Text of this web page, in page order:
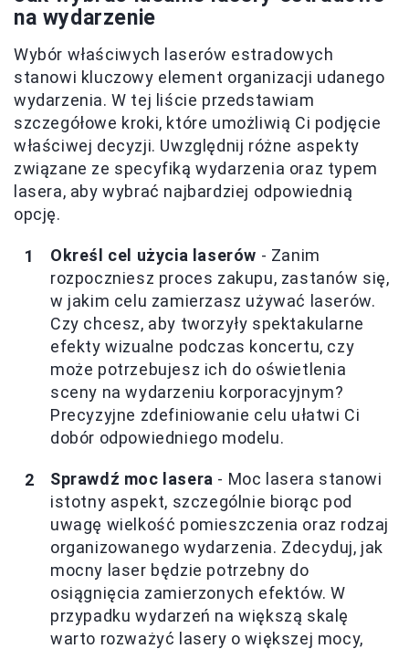
na wydarzenie
Wybór właściwych laserów estradowych
stanowi kluczowy element organizacji udanego
wydarzenia. W tej liście przedstawiam
szczegółowe kroki, które umożliwią Ci podjęcie
właściwej decyzji. Uwzględnij różne aspekty
związane ze specyfiką wydarzenia oraz typem
lasera, aby wybrać najbardziej odpowiednią
opcję.
Określ cel użycia laserów - Zanim
rozpoczniesz proces zakupu, zastanów się,
w jakim celu zamierzasz używać laserów.
Czy chcesz, aby tworzyły spektakularne
efekty wizualne podczas koncertu, czy
może potrzebujesz ich do oświetlenia
sceny na wydarzeniu korporacyjnym?
Precyzyjne zdefiniowanie celu ułatwi Ci
dobór odpowiedniego modelu.
Sprawdź moc lasera - Moc lasera stanowi
istotny aspekt, szczególnie biorąc pod
uwagę wielkość pomieszczenia oraz rodzaj
organizowanego wydarzenia. Zdecyduj, jak
mocny laser będzie potrzebny do
osiągnięcia zamierzonych efektów. W
przypadku wydarzeń na większą skalę
warto rozważyć lasery o większej mocy,